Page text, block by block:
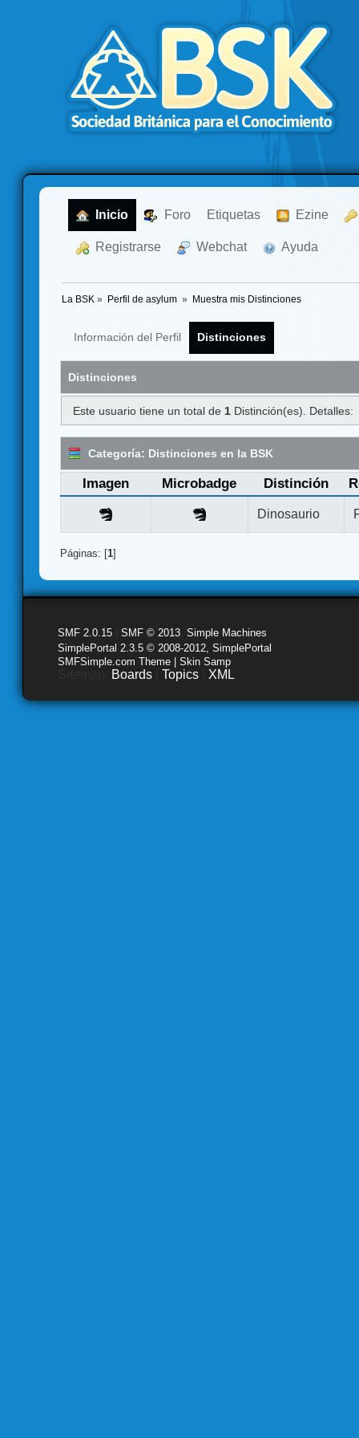
Inicio Foro Etiquetas Ezine
Registrarse Webchat Ayuda
La BSK » Perfil de asylum » Muestra mis Distinciones
Información del Perfil Distinciones
Distinciones
Este usuario tiene un total de 1 Distinción(es). Detalles:
Categoría: Distinciones en la BSK
Imagen Microbadge Distinción
Dinosaurio
Páginas: [1]
SMF 2.0.15 SMF © 2013 Simple Machines
SimplePortal 2.3.5 © 2008-2012, SimplePortal
SMFSimple.com Theme | Skin Samp
Boards Topics XML